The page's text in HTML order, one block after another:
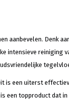
aanbevelen. Denk
intensieve reiniging
is een uiterst
een topproduct dat